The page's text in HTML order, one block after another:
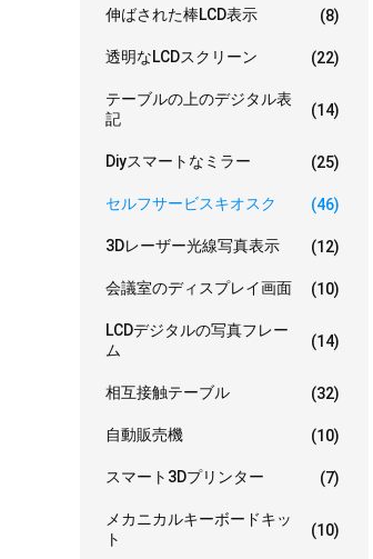
伸ばされた棒LCD表示 (8)
透明なLCDスクリーン (22)
テーブルの上のデジタル表
記
(14)
Diyスマートなミラー (25)
セルフサービスキオスク (46)
3Dレーザー光線写真表示 (12)
会議室のディスプレイ画面 (10)
LCDデジタルの写真フレー
ム
(14)
相互接触テーブル (32)
自動販売機 (10)
スマート3Dプリンター (7)
メカニカルキーボードキッ
ト
(10)